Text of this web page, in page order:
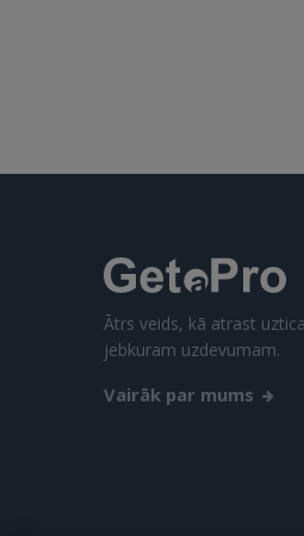
Ātrs veids, kā atrast
jebkuram uzdevumam.
Vairāk par mums